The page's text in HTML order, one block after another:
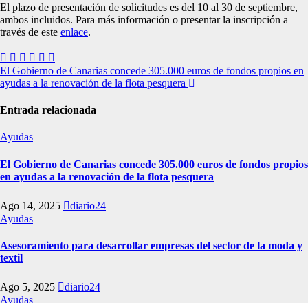
El plazo de presentación de solicitudes es del 10 al 30 de septiembre,
ambos incluidos. Para más información o presentar la inscripción a
través de este enlace.
Navegación
de
entradas
El Gobierno de Canarias concede 305.000 euros de fondos propios en
ayudas a la renovación de la flota pesquera
Entrada relacionada
Ayudas
El Gobierno de Canarias concede 305.000 euros de fondos propios
en ayudas a la renovación de la flota pesquera
Ago 14, 2025
diario24
Ayudas
Asesoramiento para desarrollar empresas del sector de la moda y
textil
Ago 5, 2025
diario24
Ayudas